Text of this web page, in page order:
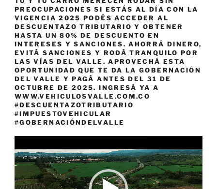
PREOCUPACIONES SI ESTÁS AL DÍA CON LA
VIGENCIA 2025 PODÉS ACCEDER AL
DESCUENTAZO TRIBUTARIO Y OBTENER
HASTA UN 80% DE DESCUENTO EN
INTERESES Y SANCIONES. AHORRÁ DINERO,
EVITÁ SANCIONES Y RODÁ TRANQUILO POR
LAS VÍAS DEL VALLE. APROVECHÁ ESTA
OPORTUNIDAD QUE TE DA LA GOBERNACIÓN
DEL VALLE Y PAGÁ ANTES DEL 31 DE
OCTUBRE DE 2025. INGRESÁ YA A
WWW.VEHICULOSVALLE.COM.CO
#DESCUENTAZOTRIBUTARIO
#IMPUESTOVEHICULAR
#GOBERNACIÓNDELVALLE
de
vídeo